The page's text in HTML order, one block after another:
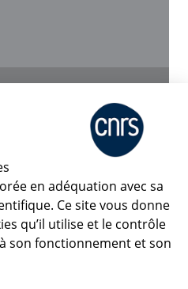
Le Mag
© 2026, CNRS
en adéquation avec sa
Ce site vous donne
qu’il utilise et le contrôle
son fonctionnement et son